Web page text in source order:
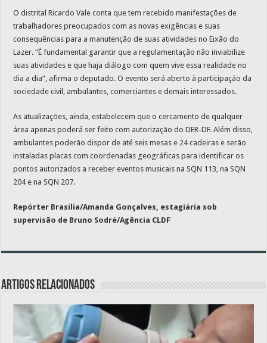
O distrital Ricardo Vale conta que tem recebido manifestações de
trabalhadores preocupados com as novas exigências e suas
consequências para a manutenção de suas atividades no Eixão do
Lazer. “É fundamental garantir que a regulamentação não inviabilize
suas atividades e que haja diálogo com quem vive essa realidade no
dia a dia”, afirma o deputado. O evento será aberto à participação da
sociedade civil, ambulantes, comerciantes e demais interessados.
As atualizações, ainda, estabelecem que o cercamento de qualquer
área apenas poderá ser feito com autorização do DER-DF. Além disso,
ambulantes poderão dispor de até seis mesas e 24 cadeiras e serão
instaladas placas com coordenadas geográficas para identificar os
pontos autorizados a receber eventos musicais na SQN 113, na SQN
204 e na SQN 207.
Repórter Brasília/Amanda Gonçalves, estagiária sob
supervisão de Bruno Sodré/Agência CLDF
Artigos relacionados